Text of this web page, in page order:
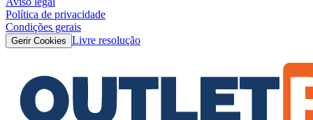
Política de privacidade
Condições gerais
Gerir Cookies Livre resolução